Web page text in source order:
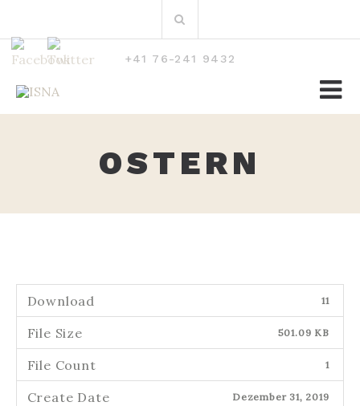
nach:
+41 76-241 9432
OSTERN
Download 11
File Size 501.09 KB
File Count 1
Create Date Dezember 31, 2019